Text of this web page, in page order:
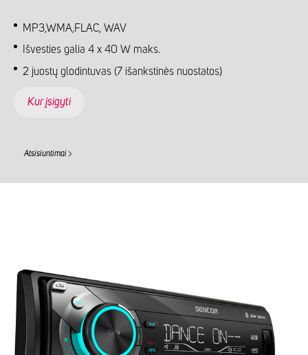
MP3,WMA,FLAC, WAV
Išvesties galia 4 x 40 W maks.
2 juostų glodintuvas (7 išankstinės nuostatos)
Kur įsigyti
Atsisiuntimai